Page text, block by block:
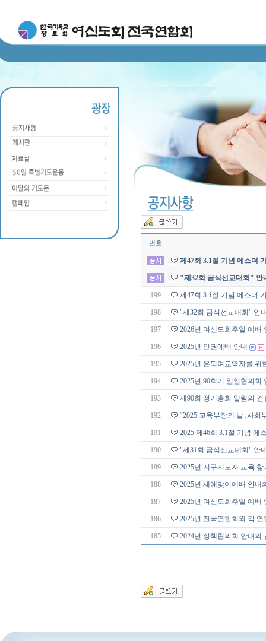
번호
제47회 3.1절 기념 에스더
"제32회 금식선교대회" 안
199 제47회 3.1절 기념 에스더
198 "제32회 금식선교대회" 안
197 2026년 여신도회주일 예배
196 2025년 인권예배 안내
195 2025년 은퇴여교역자를
194 2025년 90회기 일일협의회
193 제90회 정기총회 알림의 건
192 “2025 교육부장의 날․사
191 2025 제46회 3.1절 기념 에
190 "제31회 금식선교대회" 안
189 2025년 지구지도자 교육
188 2025년 새해맞이예배 안내
187 2025년 여신도회주일 예배
186 2025년 전국연합회와 각
185 2024년 정책협의회 안내의